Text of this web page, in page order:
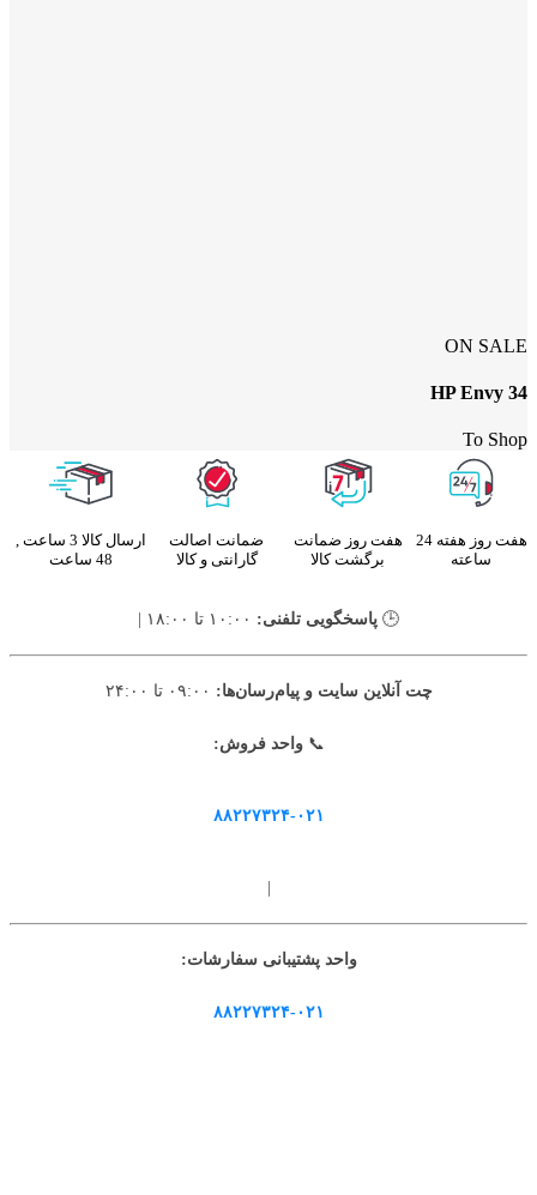
ON SALE
HP Envy 34
To Shop
هفت روز هفته 24
ساعته
هفت روز ضمانت
برگشت کالا
ضمانت اصالت
گارانتی و کالا
ارسال کالا 3 ساعت ,
48 ساعت
🕒 پاسخگویی تلفنی:
چت آنلاین سایت و پیام‌رسان‌ها:
📞واحد فروش:
۸۸۲۲۷۳۲۴-۰۲۱
واحد پشتیبانی سفارشات:
۸۸۲۲۷۳۲۴-۰۲۱